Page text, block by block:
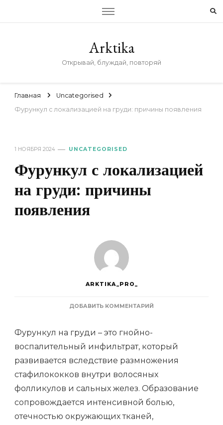
Arktika
Открывай, блуждай, повторяй
Главная
Uncategorised
Фурункул с локализацией на груди: причины появления
1 НОЯБРЯ 2024 UNCATEGORISED
Фурункул с локализацией
на груди: причины
появления
ARKTIKA_PRO_
ДОБАВИТЬ КОММЕНТАРИЙ
ЛОКАЛИЗАЦИЕЙ
НА
ГРУДИ:
ПОЯВЛЕНИЯ
Фурункул на груди – это гнойно-
воспалительный инфильтрат, который
развивается вследствие размножения
стафилококков внутри волосяных
фолликулов и сальных желез. Образование
сопровождается интенсивной болью,
отечностью окружающих тканей,